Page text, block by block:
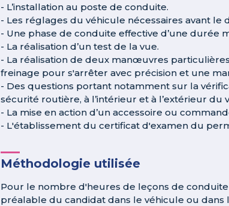
- L’installation au poste de conduite.
- Les réglages du véhicule nécessaires avant le
- Une phase de conduite effective d’une durée
- La réalisation d’un test de la vue.
- La réalisation de deux manœuvres
freinage pour s'arrêter avec précision et une
- Des questions portant notamment sur la
sécurité routière, à l’intérieur et à l’extérieur du
- La mise en action d’un accessoire ou
- L'établissement du certificat d'examen du
Méthodologie utilisée
Pour le nombre d'heures de leçons de
préalable du candidat dans le véhicule ou